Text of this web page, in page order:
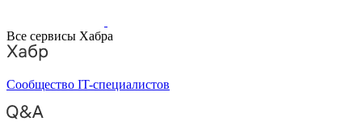
Все сервисы Хабра
Сообщество IT-специалистов